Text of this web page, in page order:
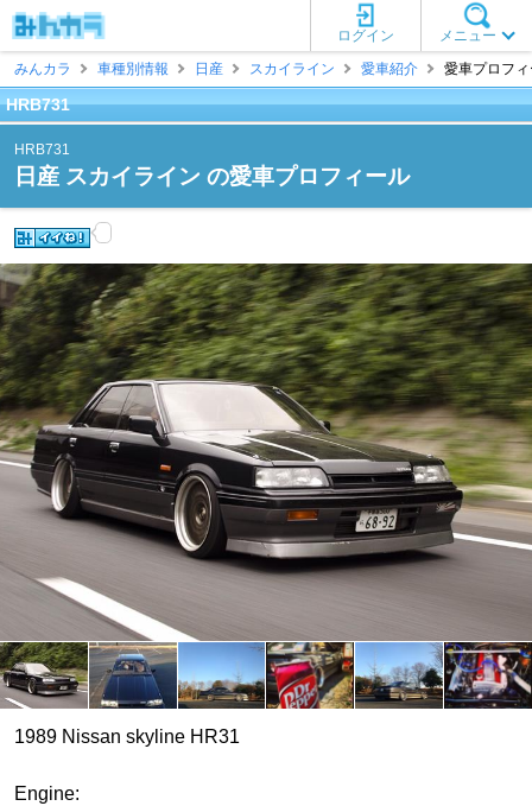
メニュー
ログイン
みんカラ
車種別情報 日産 スカイライン 愛車紹介 愛車プロフ
HRB731
HRB731
日産 スカイライン の愛車プロフィール
1989 Nissan skyline HR31
Engine: